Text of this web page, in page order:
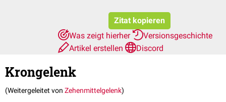
Zitat kopieren
Was zeigt hierher
Versionsgeschichte
Artikel erstellen
Discord
Krongelenk
(Weitergeleitet von Zehenmittelgelenk)